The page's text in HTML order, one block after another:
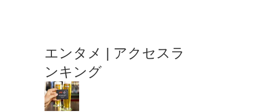
エンタメ | アクセスラ
ンキング